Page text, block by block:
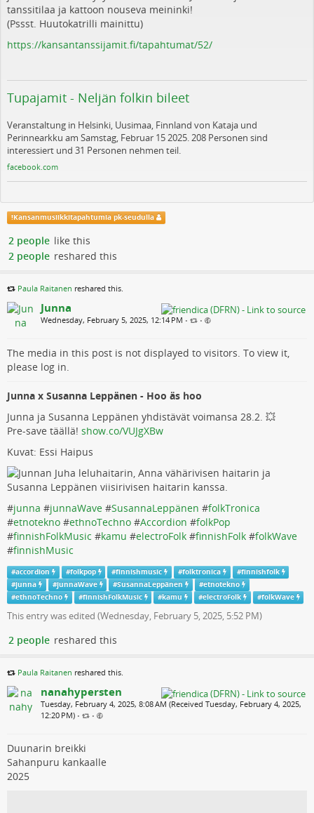
tanssitilaa ja kattoon nouseva meininki!
(Pssst. Huutokatrilli mainittu)
https://kansantanssijamit.fi/tapahtumat/52/
Tupajamit - Neljän folkin bileet
Veranstaltung in Helsinki, Uusimaa, Finnland von Kataja und
Perinnearkku am Samstag, Februar 15 2025. 208 Personen sind
interessiert und 31 Personen nehmen teil.
facebook.com
!Kansanmusiikkitapahtumia pk-seudulla
2 people like this
2 people reshared this
Paula Raitanen reshared this.
Junna
Wednesday, February 5, 2025, 12:14 PM • •
The media in this post is not displayed to visitors. To view it,
please log in.
Junna x Susanna Leppänen - Hoo äs hoo
Junna ja Susanna Leppänen yhdistävät voimansa 28.2. 💥
Pre-save täällä! show.co/VUJgXBw
Kuvat: Essi Haipus
#junna #junnaWave #SusannaLeppänen #folkTronica
#etnotekno #ethnoTechno #Accordion #folkPop
#finnishFolkMusic #kamu #electroFolk #finnishFolk #folkWave
#finnishMusic
#accordion #folkpop #finnishmusic #folktronica #finnishfolk
#junna #junnaWave #SusannaLeppänen #etnotekno
#ethnoTechno #finnishFolkMusic #kamu #electroFolk #folkWave
This entry was edited (Wednesday, February 5, 2025, 5:52 PM)
2 people reshared this
Paula Raitanen reshared this.
nanahypersten
Tuesday, February 4, 2025, 8:08 AM (Received Tuesday, February 4, 2025,
12:20 PM) • •
Duunarin breikki
Sahanpuru kankaalle
2025